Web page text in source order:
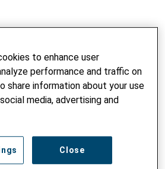
Risiko, was insbesondere in
Dennoch müsse dafür gesorgt
weniger Auswirkungen
zahle jährlich 160 Millionen
Man könne die Gelder
risikobasierter einsetzen,
to enhance user
performance and traffic on
share information about your use
media, advertising and
Close